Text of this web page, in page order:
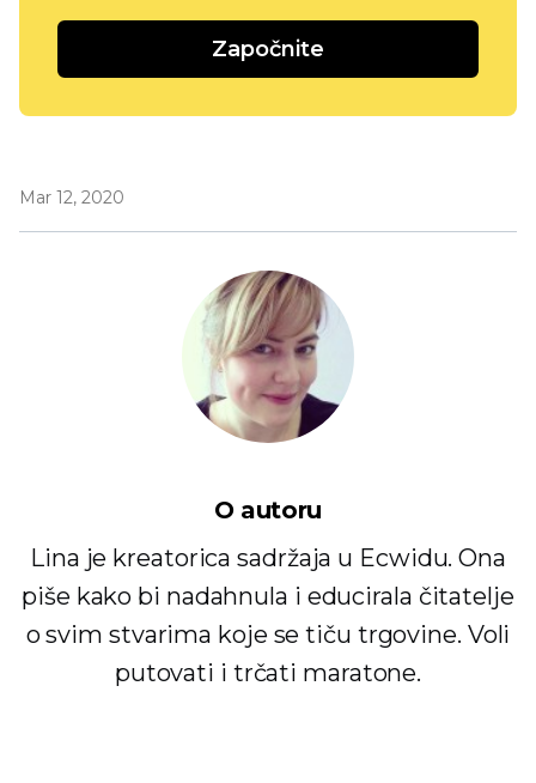
Započnite
Mar 12, 2020
O autoru
Lina je kreatorica sadržaja u Ecwidu. Ona
piše kako bi nadahnula i educirala čitatelje
o svim stvarima koje se tiču ​​trgovine. Voli
putovati i trčati maratone.